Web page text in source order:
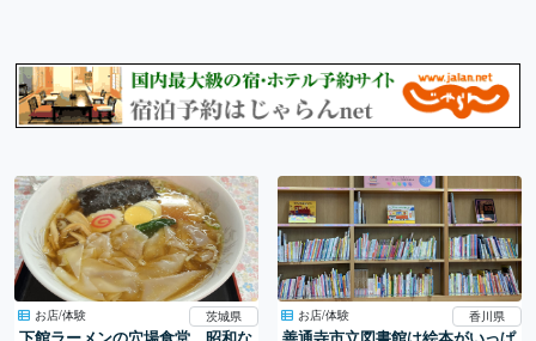
お店/体験 茨城県 お店/体験 香川県